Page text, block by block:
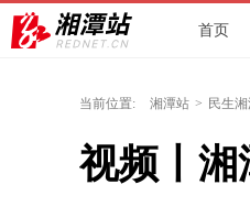
首页
当前位置: 湘潭站 > 民生
视频丨湘